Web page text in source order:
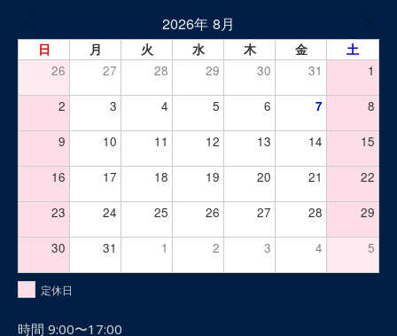
2026年 8月
日 月 火 水 木 金
土
26
27 28 29 30 31 1
2 3 4 5 6 7 8
9 10 11 12 13 14 15
16 17 18 19 20 21 22
23 24 25 26 27 28 29
30 31 1 2 3 4 5
定休日
時間 9:00〜17:00